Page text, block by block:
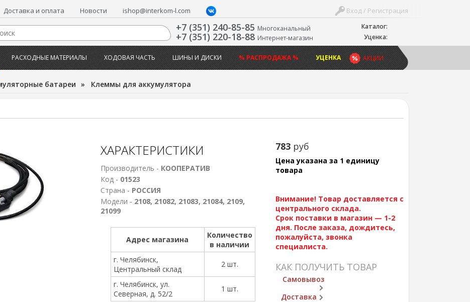
Каталог:
Уценка:
Вход / Регистрация
Доставка и оплата Новости ishop@interkom-l.com
+7 (351) 240-85-85 Многоканальный
+7 (351) 220-18-88 Интернет-магазин
АКЦИИ
РАСХОДНЫЕ МАТЕРИАЛЫ ХОДОВАЯ ЧАСТЬ ШИНЫ И ДИСКИ % РАСПРОДАЖА % УЦЕНКА
батареи » Клеммы для аккумулятора
783 руб
Цена указана за 1 единицу
товара
Внимание! Товар доставляется с
центрального склада.
Срок поставки в магазин — 1-2
дня. После заказа, дождитесь,
пожалуйста, звонка
специалиста.
КАК ПОЛУЧИТЬ ТОВАР
Самовывоз
Доставка
ХАРАКТЕРИСТИКИ
Производитель - КООПЕРАТИВ
Код - 01523
Страна - РОССИЯ
Модели - 2108, 21082, 21083, 21084, 2109,
21099
Адрес магазина
Количество
в наличии
г. Челябинск,
Центральный склад
2 шт.
г. Челябинск, ул.
Северная, д. 52/2
1 шт.